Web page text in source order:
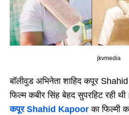
jkvmedia
बॉलीवुड अभिनेता शाहिद कपूर
फिल्म कबीर सिंह बेहद सुपरहिट रही
कपूर Shahid Kapoor का फिल्मी